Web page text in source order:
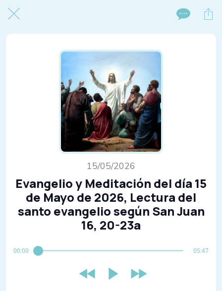
15/05/2026
Evangelio y Meditación del día 15
de Mayo de 2026, Lectura del
santo evangelio según San Juan
16, 20-23a
00:00 05:47